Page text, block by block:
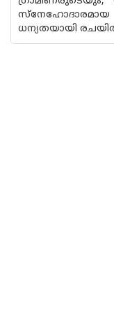
ധന്യതയായി